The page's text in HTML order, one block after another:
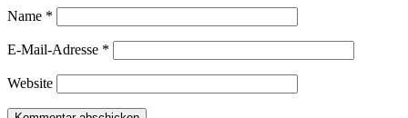
Name *
E-Mail-Adresse *
Website